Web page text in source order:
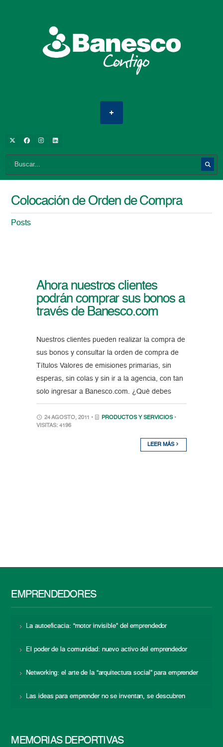
Colocación de Orden de Compra
Posts
Ahora nuestros clientes
podrán comprar sus bonos a
través de Banesco.com
Nuestros clientes pueden realizar la compra de
sus bonos y consultar la orden de compra de
Títulos Valores de emisiones primarias, sin
esperas, sin colas y sin ir a la agencia, con tan
solo ingresar a Banesco.com. ¿Qué debes
24 AGOSTO, 2011 • PRODUCTOS Y SERVICIOS •
VISITAS: 4196
LEER MÁS
EMPRENDEDORES
La autoeficacia: “motor invisible” del emprendedor
El poder de la comunidad: nuevo activo del emprendedor
Networking: el arte de la “arquitectura social” para emprender
Las ideas para emprender no se inventan, se descubren
MEMORIAS DEPORTIVAS